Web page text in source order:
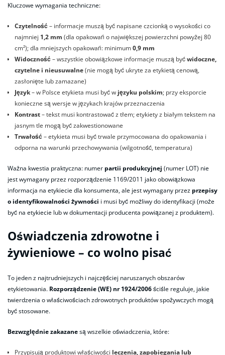
Kluczowe wymagania techniczne:
Czytelność – informacje muszą być napisane czcionką o wysokości co
najmniej 1,2 mm (dla opakowań o największej powierzchni powyżej 80
cm²); dla mniejszych opakowań: minimum0,9 mm
Widoczność – wszystkie obowiązkowe informacje muszą byćwidoczne,
czytelne i nieusuwalne(nie mogą być ukryte za etykietą cenową,
zasłonięte lub zamazane)
Język– w Polsce etykieta musi być w języku polskim; przy eksporcie
konieczne są wersje w językach krajów przeznaczenia
Kontrast– tekst musi kontrastować z tłem; etykiety z białym tekstem na
jasnym tle mogą być zakwestionowane
Trwałość – etykieta musi być trwale przymocowana do opakowania i
odporna na warunki przechowywania (wilgotność, temperatura)
Ważna kwestia praktyczna: numer partii produkcyjnej (numer LOT) nie
jest wymagany przez rozporządzenie 1169/2011 jako obowiązkowa
informacja na etykiecie dla konsumenta, ale jest wymagany przez przepisy
o identyfikowalności żywności i musi być możliwy do identyfikacji (może
być na etykiecie lub w dokumentacji producenta powiązanej z produktem).
Oświadczenia zdrowotne i
żywieniowe – co wolno pisać
To jeden z najtrudniejszych i najczęściej naruszanych obszarów
etykietowania. Rozporządzenie (WE) nr 1924/2006ściśle reguluje, jakie
twierdzenia o właściwościach zdrowotnych produktów spożywczych mogą
być stosowane.
Bezwzględnie zakazanesą wszelkie oświadczenia, które:
Przypisują produktowi właściwości leczenia, zapobiegania lub